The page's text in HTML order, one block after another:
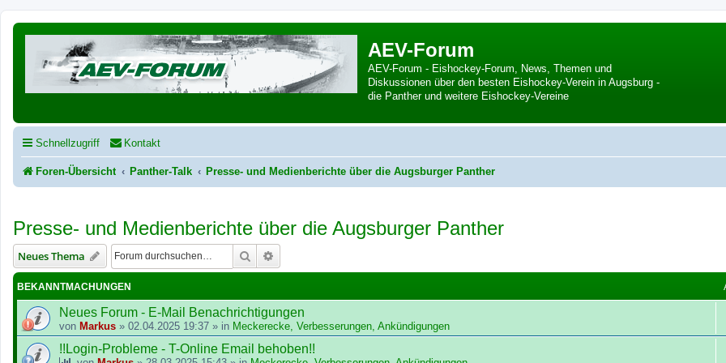
AEV-Forum
AEV-Forum - Eishockey-Forum, News, Themen und
Diskussionen über den besten Eishockey-Verein in Augsburg -
die Panther und weitere Eishockey-Vereine
Schnellzugriff Kontakt
Foren-Übersicht Panther-Talk Presse- und Medienberichte über die Augsburger Panther
Presse- und Medienberichte über die Augsburger Panther
Neues Thema Suche
BEKANNTMACHUNGEN
Neues Forum - E-Mail Benachrichtigungen
von Markus » 02.04.2025 19:37 » in Meckerecke, Verbesserungen, Ankündigungen
!!Login-Probleme - T-Online Email behoben!!